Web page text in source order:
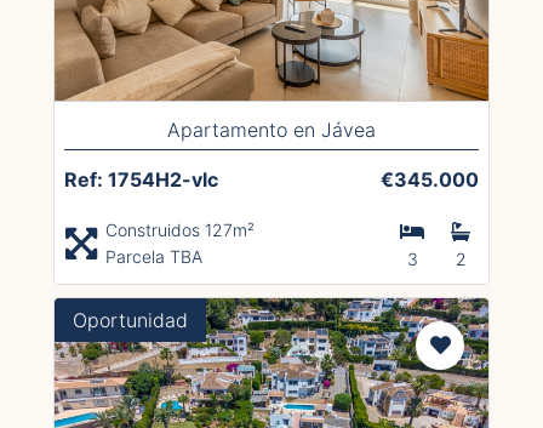
Apartamento en Jávea
Ref: 1754H2-vlc €345.000
Construidos 127m²
Parcela TBA
3 2
Oportunidad